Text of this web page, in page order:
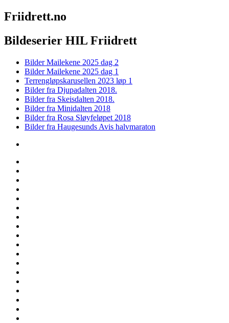
Friidrett.no
Bildeserier HIL Friidrett
Bilder Mailekene 2025 dag 2
Bilder Mailekene 2025 dag 1
Terrengløpskarusellen 2023 løp 1
Bilder fra Djupadalten 2018.
Bilder fra Skeisdalten 2018.
Bilder fra Minidalten 2018
Bilder fra Rosa Sløyfeløpet 2018
Bilder fra Haugesunds Avis halvmaraton